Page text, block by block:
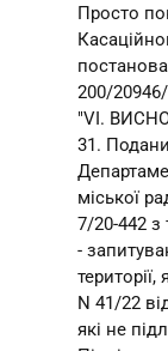
Просто
200/
"VI.
31.
міської
7/20-442 з
-
N 41/22
які не